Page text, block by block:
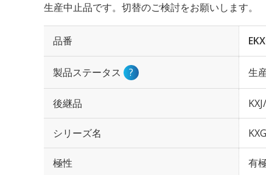
生産中止品です。切替のご検討をお願いします。
品番
製品ステータス ? 生
後継品
シリーズ名 KXG
極性 有